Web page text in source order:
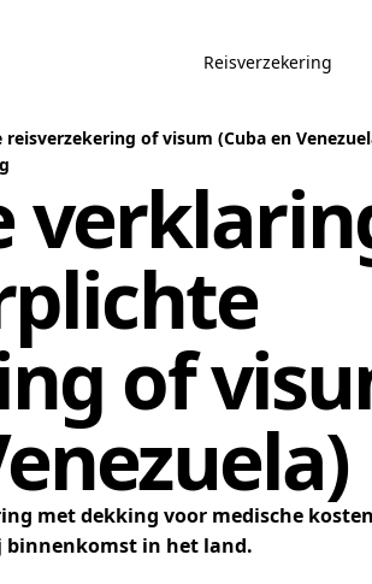
Reisverzekering
of visum (Cuba en
of
met dekking voor medische
binnenkomst in het land.